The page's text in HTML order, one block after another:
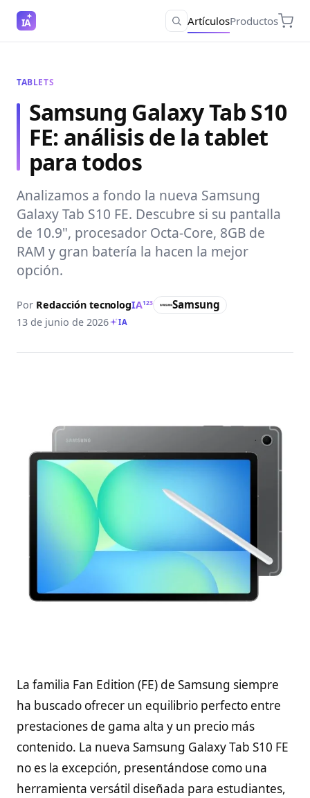
IA ArtículosProductos
TABLETS
Samsung Galaxy Tab S10
FE: análisis de la tablet
para todos
Analizamos a fondo la nueva Samsung
Galaxy Tab S10 FE. Descubre si su pantalla
de 10.9", procesador Octa-Core, 8GB de
RAM y gran batería la hacen la mejor
opción.
Por Redacción tecnologIA123 Samsung
13 de junio de 2026 IA
La familia Fan Edition (FE) de Samsung siempre
ha buscado ofrecer un equilibrio perfecto entre
prestaciones de gama alta y un precio más
contenido. La nueva Samsung Galaxy Tab S10 FE
no es la excepción, presentándose como una
herramienta versátil diseñada para estudiantes,